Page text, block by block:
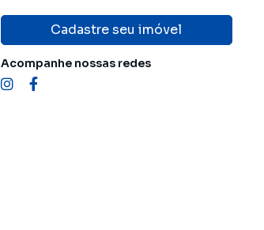
Cadastre seu imóvel
Acompanhe nossas redes